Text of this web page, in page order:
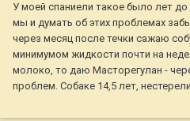
У моей спаниели такое было лет
мы и думать об этих проблемах
через месяц после течки сажаю
минимумом жидкости почти на
молоко, то даю Масторегулан -
проблем. Собаке 14,5 лет,